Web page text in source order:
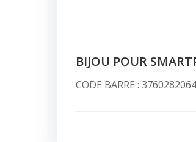
BIJOU POUR
CODE BARRE :